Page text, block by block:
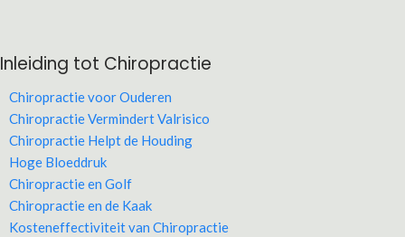
Inleiding tot Chiropractie
Chiropractie voor Ouderen
Chiropractie Vermindert Valrisico
Chiropractie Helpt de Houding
Hoge Bloeddruk
Chiropractie en Golf
Chiropractie en de Kaak
Kosteneffectiviteit van Chiropractie